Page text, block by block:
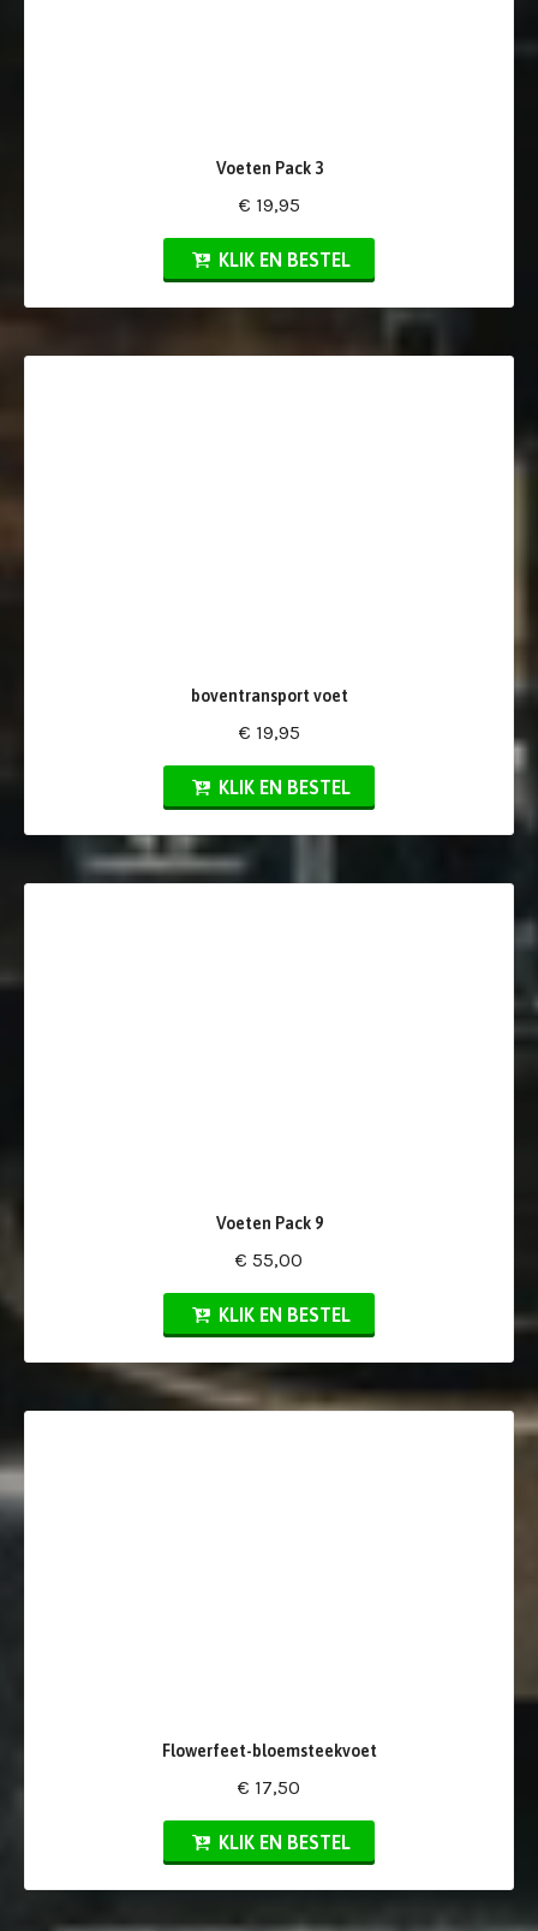
Voeten Pack 3
€ 19,95
KLIK EN BESTEL
boventransport voet
€ 19,95
KLIK EN BESTEL
Voeten Pack 9
€ 55,00
KLIK EN BESTEL
Flowerfeet-bloemsteekvoet
€ 17,50
KLIK EN BESTEL